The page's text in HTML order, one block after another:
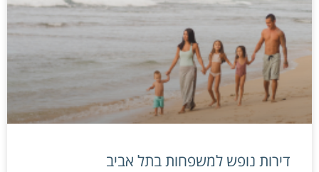
דירות נופש למשפחות בתל אביב